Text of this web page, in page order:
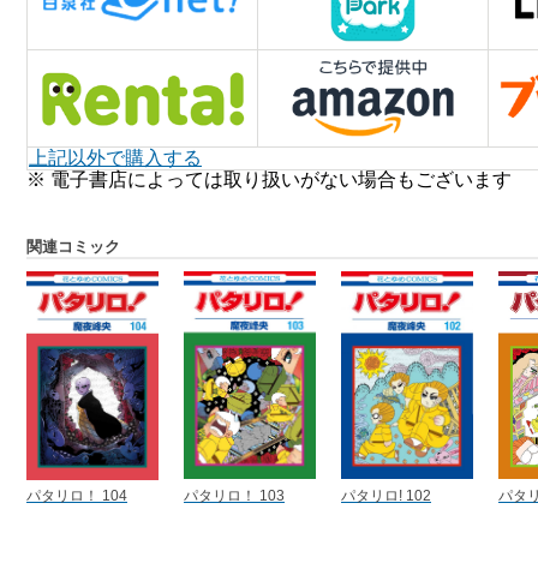
上記以外で購入する
※ 電子書店によっては取り扱いがない場合もございます
関連コミック
パタリロ！ 104 パタリロ！ 103 パタリロ! 102 パタ